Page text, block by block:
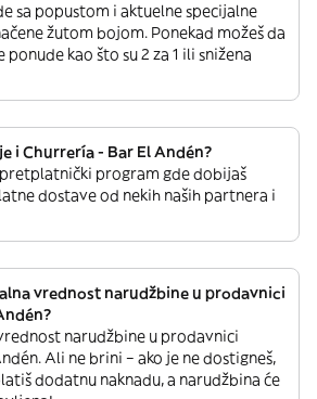
sa popustom i aktuelne specijalne
žutom bojom. Ponekad možeš da
kao što su 2 za 1 ili snižena
i Churrería - Bar El Andén?
program gde dobijaš
dostave od nekih naših partnera i
vrednost narudžbine u prodavnici
narudžbine u prodavnici
Ali ne brini – ako je ne dostigneš,
dodatnu naknadu, a narudžbina će